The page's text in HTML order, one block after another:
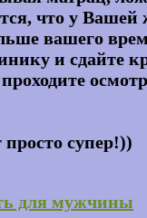
что у Вашей
вашего
и сдайте
супер!))
для мужчины